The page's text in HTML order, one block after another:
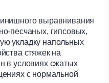
выравнивания
песчаных, гипсовых,
укладку напольных
стяжек на
в условиях сжатых
с нормальной